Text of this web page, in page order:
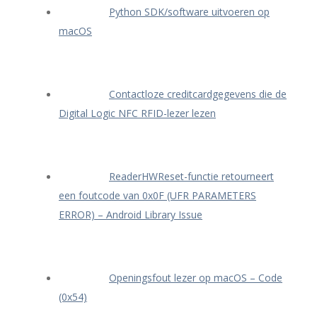
Python SDK/software uitvoeren op
macOS
Contactloze creditcardgegevens die de
Digital Logic NFC RFID-lezer lezen
ReaderHWReset-functie retourneert
een foutcode van 0x0F (UFR PARAMETERS
ERROR) – Android Library Issue
Openingsfout lezer op macOS – Code
(0x54)